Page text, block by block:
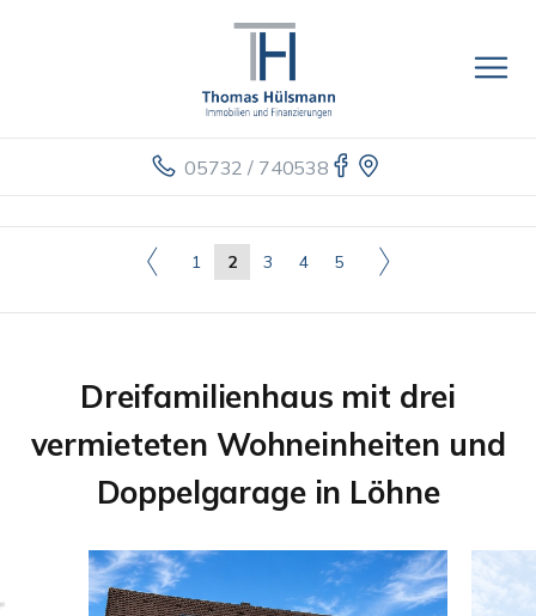
05732 / 740538
1 2 3 4 5
Dreifamilienhaus mit drei
vermieteten Wohneinheiten und
Doppelgarage in Löhne